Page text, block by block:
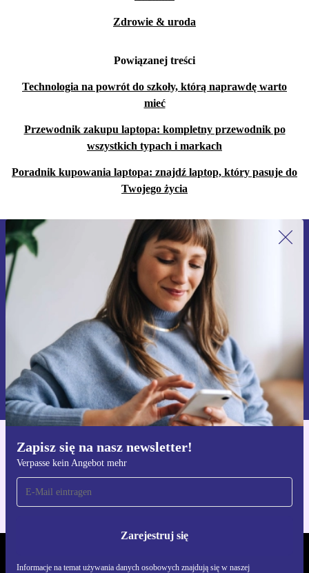
Zdrowie & uroda
Powiązanej treści
Technologia na powrót do szkoły, którą naprawdę warto
mieć
Przewodnik zakupu laptopa: kompletny przewodnik po
wszystkich typach i markach
Poradnik kupowania laptopa: znajdź laptop, który pasuje do
Twojego życia
Zapisz się na nasz newsletter!
Verpasse kein Angebot mehr
Zarejestruj się
Informacje na temat używania danych osobowych znajdują się w naszej
Zapisz się na nasz newsletter!
Nie przegap żadnej oferty.
Zarejestruj się
Informacje na temat używania danych osobowych znajdują się w
naszej
Polityce prywatności
Pobierz aplikację refurbed
Dla iOS i Android